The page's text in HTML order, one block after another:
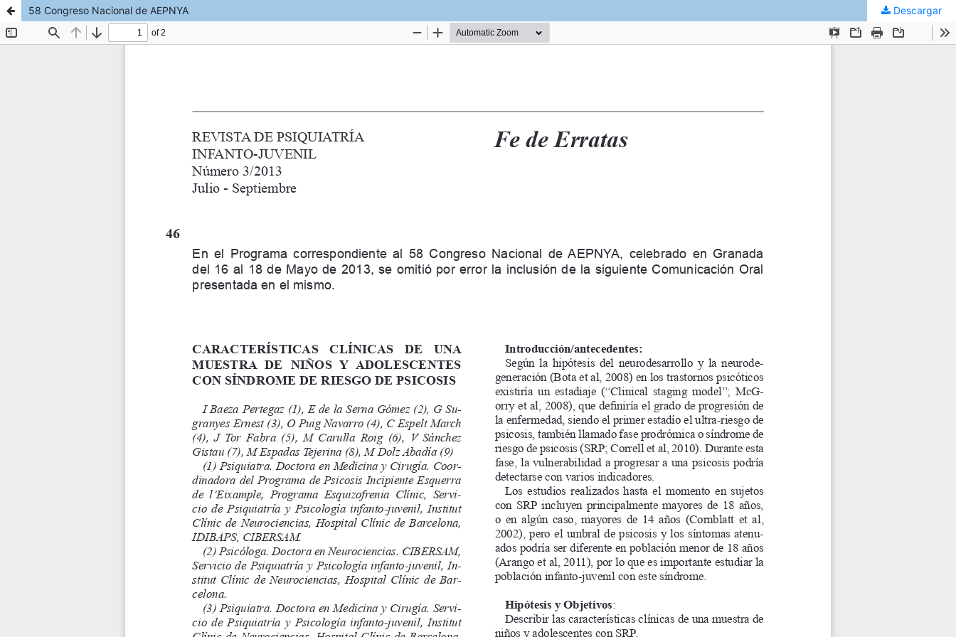
58 Congreso Nacional de AEPNYA Descargar